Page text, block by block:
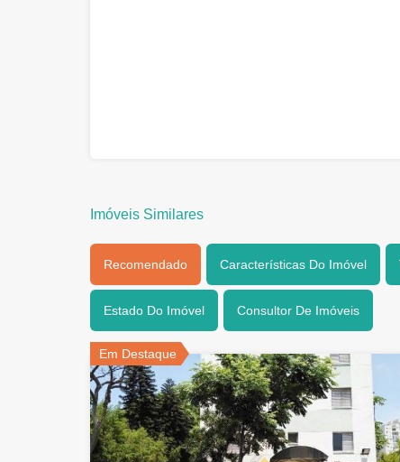
Imóveis Similares
Recomendado Características Do Imóvel
Estado Do Imóvel Consultor De Imóveis
Em Destaque